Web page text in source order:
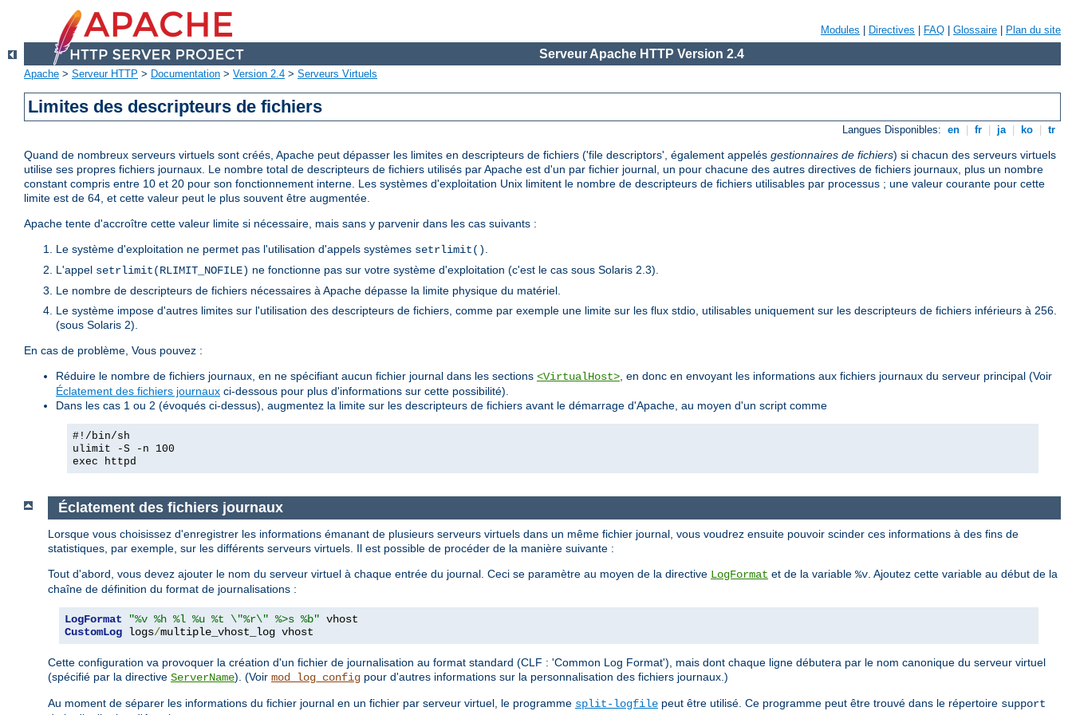
Modules Directives FAQ Glossaire Plan du site
Serveur Apache HTTP Version 2.4
Apache > Serveur HTTP > Documentation > Version 2.4 > Serveurs Virtuels
Limites des descripteurs de fichiers
Langues Disponibles: en fr ja ko tr
Quand de nombreux serveurs virtuels sont créés, Apache peut dépasser les limites en descripteurs de fichiers ('file descriptors', également appelés gestionnaires de fichiers) si chacun des serveurs virtuels
utilise ses propres fichiers journaux. Le nombre total de descripteurs de fichiers utilisés par Apache est d'un par fichier journal, un pour chacune des autres directives de fichiers journaux, plus un nombre
constant compris entre 10 et 20 pour son fonctionnement interne. Les systèmes d'exploitation Unix limitent le nombre de descripteurs de fichiers utilisables par processus ; une valeur courante pour cette
limite est de 64, et cette valeur peut le plus souvent être augmentée.
Apache tente d'accroître cette valeur limite si nécessaire, mais sans y parvenir dans les cas suivants :
Le système d'exploitation ne permet pas l'utilisation d'appels systèmes setrlimit().
L'appel setrlimit(RLIMIT_NOFILE) ne fonctionne pas sur votre système d'exploitation (c'est le cas sous Solaris 2.3).
Le nombre de descripteurs de fichiers nécessaires à Apache dépasse la limite physique du matériel.
Le système impose d'autres limites sur l'utilisation des descripteurs de fichiers, comme par exemple une limite sur les flux stdio, utilisables uniquement sur les descripteurs de fichiers inférieurs à 256.
(sous Solaris 2).
En cas de problème, Vous pouvez :
Réduire le nombre de fichiers journaux, en ne spécifiant aucun fichier journal dans les sections <VirtualHost>, en donc en envoyant les informations aux fichiers journaux du serveur principal (Voir
Éclatement des fichiers journaux ci-dessous pour plus d'informations sur cette possibilité).
Dans les cas 1 ou 2 (évoqués ci-dessus), augmentez la limite sur les descripteurs de fichiers avant le démarrage d'Apache, au moyen d'un script comme
#!/bin/sh
ulimit -S -n 100
exec httpd
Éclatement des fichiers journaux
Lorsque vous choisissez d'enregistrer les informations émanant de plusieurs serveurs virtuels dans un même fichier journal, vous voudrez ensuite pouvoir scinder ces informations à des fins de
statistiques, par exemple, sur les différents serveurs virtuels. Il est possible de procéder de la manière suivante :
Tout d'abord, vous devez ajouter le nom du serveur virtuel à chaque entrée du journal. Ceci se paramètre au moyen de la directive LogFormat et de la variable %v . Ajoutez cette variable au début de la
chaîne de définition du format de journalisations :
LogFormat "%v %h %l %u %t \"%r\" %>s %b"
CustomLog logs/multiple_vhost_log vhost
Cette configuration va provoquer la création d'un fichier de journalisation au format standard (CLF : 'Common Log Format'), mais dont chaque ligne débutera par le nom canonique du serveur virtuel
(spécifié par la directive ServerName). (Voir mod_log_config pour d'autres informations sur la personnalisation des fichiers journaux.)
Au moment de séparer les informations du fichier journal en un fichier par serveur virtuel, le programme split-logfile peut être utilisé. Ce programme peut être trouvé dans le répertoire support